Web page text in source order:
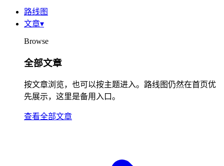
路线图
文章▾
Browse
全部文章
按文章浏览，也可以按主题进入。路线图仍然在首页优
先展示，这里是备用入口。
查看全部文章